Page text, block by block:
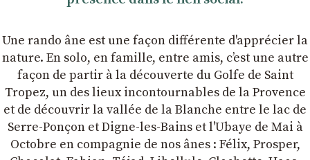
Une rando âne est une façon différente d'apprécier la
nature. En solo, en famille, entre amis, cʼest une autre
façon de partir à la découverte du Golfe de Saint
Tropez, un des lieux incontournables de la Provence
et de découvrir la vallée de la Blanche entre le lac de
Serre-Ponçon et Digne-les-Bains et l'Ubaye de Mai à
Octobre en compagnie de nos ânes : Félix, Prosper,